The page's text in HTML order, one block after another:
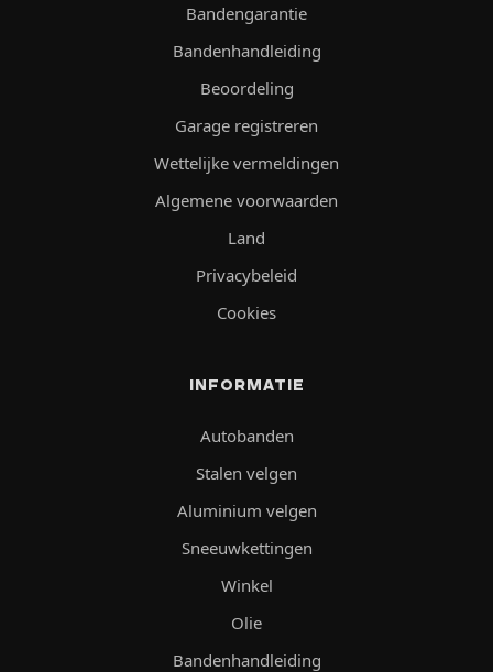
Bandengarantie
Bandenhandleiding
Beoordeling
Garage registreren
Wettelijke vermeldingen
Algemene voorwaarden
Land
Privacybeleid
Cookies
INFORMATIE
Autobanden
Stalen velgen
Aluminium velgen
Sneeuwkettingen
Winkel
Olie
Bandenhandleiding